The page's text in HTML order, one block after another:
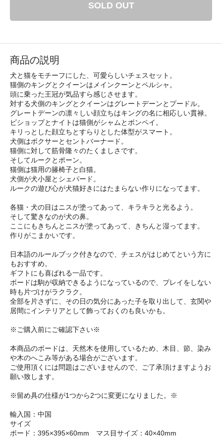
SOLD OUT
商品の説明
犬と猫をモチーフにした、可愛らしいチェスセット。
猫側のキングとクイーンはメインクーンとペルシャ。
頭に乗った王冠が気品すら感じさせます。
対する犬側のキングとクイーンはグレートデーンとプードル。
グレートデーンの凛々しい顔立ちはキングの名に相応しい貫禄。
ビショップとナイトは猫側がシャムとボンペイ。
キリっとした顔立ちとすらりとした体型がスマート。
犬側はボクサーとセントバーナード。
猫側に対して筋骨隆々のたくましさです。
そしてルークとポーン。
猫側は猫用の籐椅子と白猫。
犬側が犬小屋とシェパード。
ルークの遊び心が犬猫好きにはたまらない作りになってます。
各猫・犬の目はニスが塗ってあって、キラキラと光るよう。
そして驚きなのが犬の鼻。
ここにもきちんとニスが塗ってあって、きちんと湿ってます。
作りがこまかいです。
日本語のルールブック付きなので、チェスがはじめてという方に
もおすすめ。
ギフトにも喜ばれる一品です。
ボードは駒が収納できるようになっているので、プレイをしない
時も片づけがラクラク。
全部を片さずに、その日の気分にあった子を取り出して、玄関や
居間にインテリアとして飾っておくのも良いかも。
※ご購入前にご確認下さい※
本商品のボードは、天然木を使用しているため、木目、節、染み
や木のへこみ等がある場合がございます。
ご使用頂くには問題はございませんので、ご了承頂けますようお
願い致します。
※留め具の仕様が1つから2つに変更になりました。※
輸入国：中国
サイズ
ボード：395×395×60mm マス目サイズ：40×40mm